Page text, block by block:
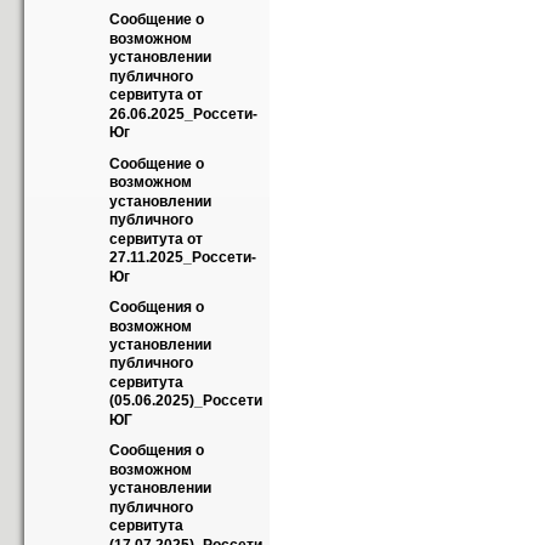
Сообщение о
возможном
установлении
публичного
сервитута от
26.06.2025_Россети-
Юг
Сообщение о
возможном
установлении
публичного
сервитута от
27.11.2025_Россети-
Юг
Сообщения о
возможном
установлении
публичного
сервитута
(05.06.2025)_Россети
ЮГ
Сообщения о
возможном
установлении
публичного
сервитута